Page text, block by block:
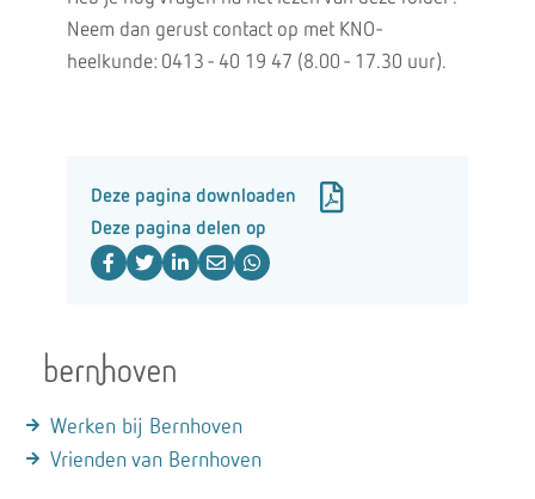
Neem dan gerust contact op met KNO-
heelkunde: 0413 - 40 19 47 (8.00 - 17.30 uur).
Deze pagina downloaden
Deze pagina delen op
Werken bij Bernhoven
Vrienden van Bernhoven